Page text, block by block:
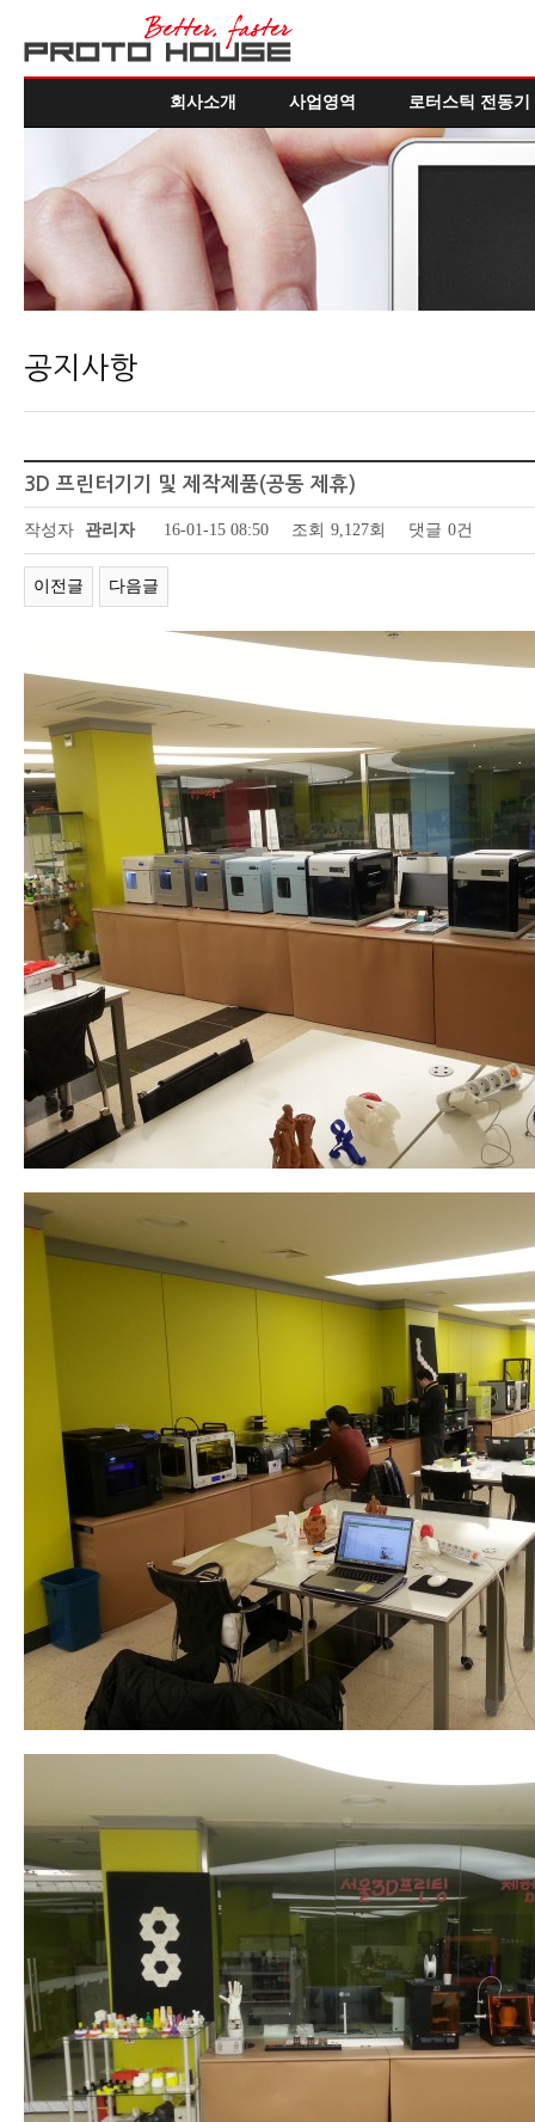
회사소개 사업영역 로터스틱 전동기
공지사항
3D 프린터기기 및 제작제품(공동 제휴)
작성자 관리자 16-01-15 08:50 조회 9,127회 댓글 0건
이전글 다음글